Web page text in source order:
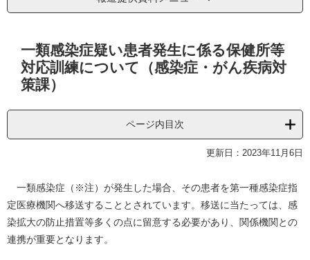
一類感染症疑い患者発生に係る保健所等
対応訓練について（感染症・がん疾病対
策課）
ページ内目次
更新日：2023年11月6日
一類感染症（※注）が発生した場合、その患者を第一種感染症指
定医療機関へ移送することとされています。移送に当たっては、感
染拡大の防止措置等多くの点に留意する必要があり、関係機関との
連携が重要となります。